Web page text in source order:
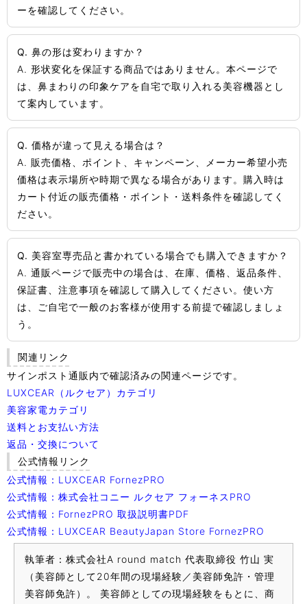
ーを確認してください。
Q. 鼻の形は変わりますか？
A. 形状変化を保証する商品ではありません。本ページで
は、鼻まわりの印象ケアを自宅で取り入れる美容機器とし
て案内しています。
Q. 価格が違って見える場合は？
A. 販売価格、ポイント、キャンペーン、メーカー希望小売
価格は表示場所や時期で異なる場合があります。購入時は
カート付近の販売価格・ポイント・送料条件を確認してく
ださい。
Q. 美容室専売品と書かれている場合でも購入できますか？
A. 通販ページで販売中の場合は、在庫、価格、返品条件、
保証書、注意事項を確認して購入してください。使い方
は、ご自宅で一般のお客様が使用する前提で確認しましょ
う。
関連リンク
サインポスト通販内で確認済みの関連ページです。
LUXCEAR（ルクセア）カテゴリ
美容家電カテゴリ
送料とお支払い方法
返品・交換について
公式情報リンク
公式情報：LUXCEAR FornezPRO
公式情報：株式会社コニー ルクセア フォーネスPRO
公式情報：FornezPRO 取扱説明書PDF
公式情報：LUXCEAR BeautyJapan Store FornezPRO
執筆者：株式会社A round match 代表取締役 竹山 実
（美容師として20年間の現場経験／美容師免許・管理
美容師免許）。 美容師としての現場経験をもとに、商